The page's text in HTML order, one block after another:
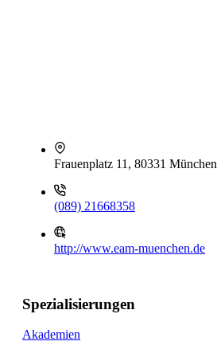
Frauenplatz 11, 80331 München
(089) 21668358
http://www.eam-muenchen.de
Spezialisierungen
Akademien